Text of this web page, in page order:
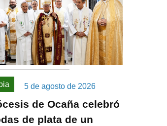
5 de agosto de 2026
de Ocaña celebró
de plata de un